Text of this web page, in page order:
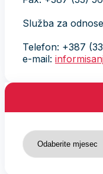
Služba za
Telefon: +387
e-mail:
Arhiva